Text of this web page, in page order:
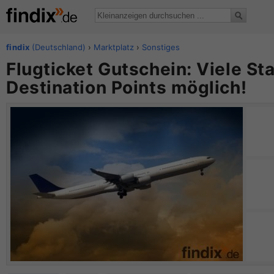
findix (Deutschland) › Marktplatz › Sonstiges
Flugticket Gutschein: Viele
Destination Points möglich!